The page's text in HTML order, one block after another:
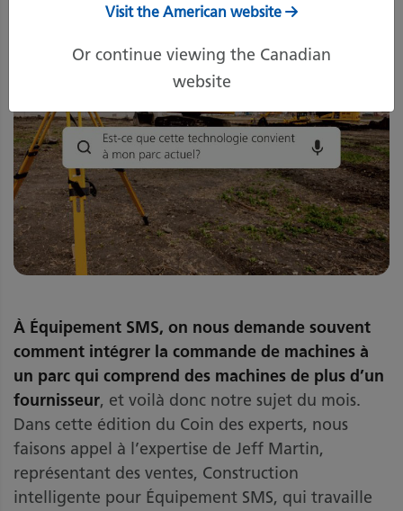
À Équipement SMS, on nous demande souvent
comment intégrer la commande de machines à
un parc qui comprend des machines de plus d’un
fournisseur, et voilà donc notre sujet du mois.
Dans cette édition du Coin des experts, nous
faisons appel à l’expertise de Jeff Martin,
représentant des ventes, Construction
intelligente pour Équipement SMS, qui travaille
Visit the American website
Or continue viewing the Canadian
website